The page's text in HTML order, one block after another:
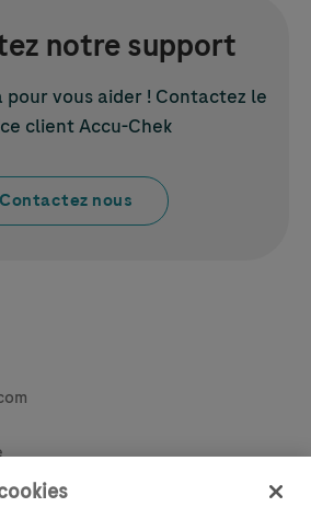
notre support
pour vous aider ! Contactez le
clientAccu-Chek
Contactez nous
cookies